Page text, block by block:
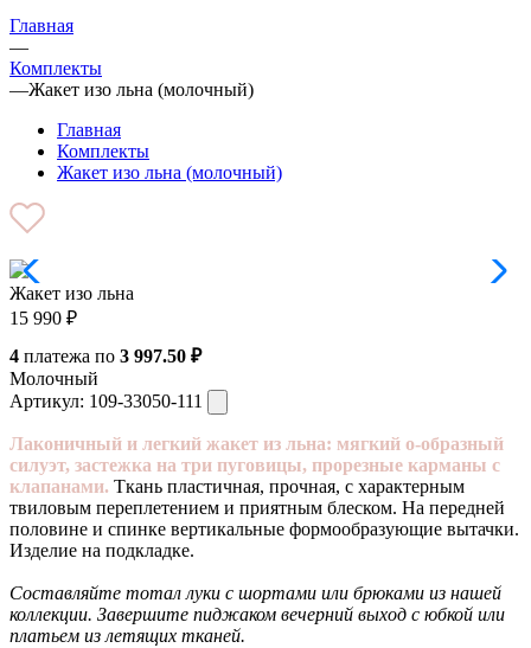
Главная
—
Комплекты
—Жакет изо льна (молочный)
Главная
Комплекты
Жакет изо льна (молочный)
Жакет изо льна
15 990 ₽
4 платежа по 3 997.50 ₽
Молочный
Артикул: 109-33050-111
Лаконичный и легкий жакет из льна: мягкий о-образный
силуэт, застежка на три пуговицы, прорезные карманы с
клапанами. Ткань пластичная, прочная, с характерным
твиловым переплетением и приятным блеском. На передней
половине и спинке вертикальные формообразующие вытачки.
Изделие на подкладке.
Составляйте тотал луки с шортами или брюками из нашей
коллекции. Завершите пиджаком вечерний выход с юбкой или
платьем из летящих тканей.